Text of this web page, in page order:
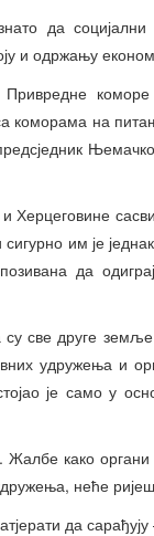
да
и одржању
на
им је
да
све друге
удружења и
је само у
како органи
неће
да